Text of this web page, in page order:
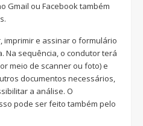
Gmail ou Facebook também
imprimir e assinar o formulário
Na sequência, o condutor terá
meio de scanner ou foto) e
documentos necessários,
a análise. O
pode ser feito também pelo